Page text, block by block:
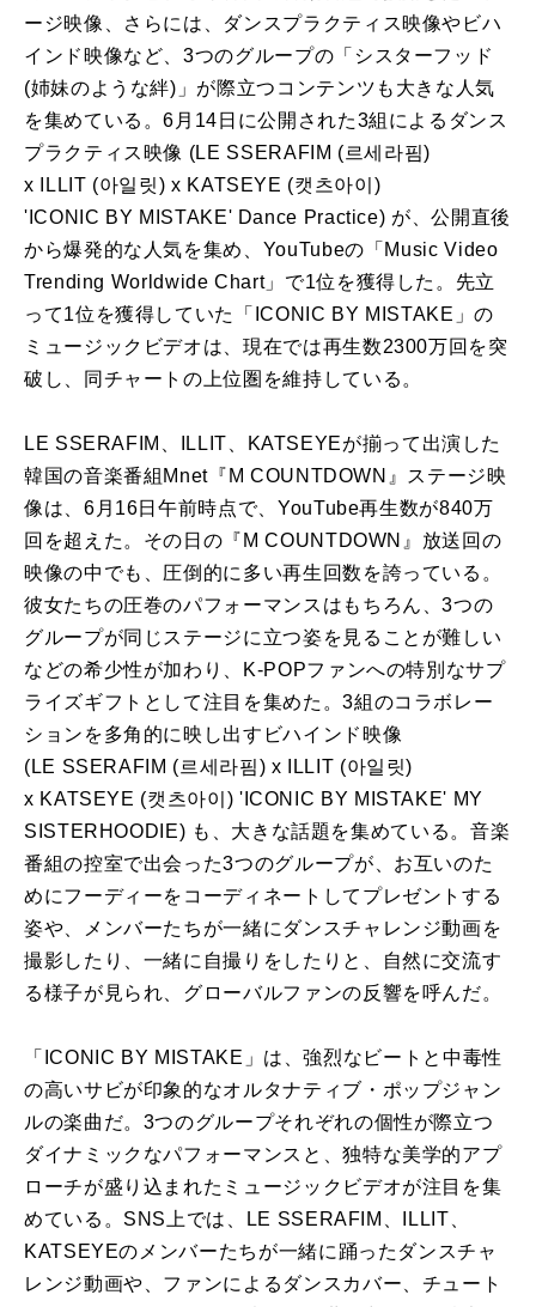
ージ映像、さらには、ダンスプラクティス映像やビハ
インド映像など、3つのグループの「シスターフッド
(姉妹のような絆)」が際立つコンテンツも大きな人気
を集めている。6月14日に公開された3組 による ダンス
プラクティス映像 (LE SSERAFIM (르세라핌)
x
ILLIT (아일릿) x KATSEYE (캣츠아이)
' ICONIC BY MISTAKE' Dance Practice) が、公開直後
から爆発的な人気を集め、YouTubeの「Music Video
Trending Worldwide Chart」で1位 を獲得した。先立
って1位 を獲得していた「 ICONIC BY MISTAKE 」の
ミュージックビデオは、現在では再生数2300万回を突
破し、同チャートの上位 圏を維持している。
LE SSERAFIM ILLIT KATSEYEが揃って出演した
韓国の音楽番組Mnet『M COUNTDOWN』ステージ映
像は、6月16日午前時点で、YouTube再生数が840万
回を超えた。その日の『M COUNTDOWN』放送回の
映像の中でも、圧倒的に多い再生回数を誇っている。
彼女たちの圧巻のパフォーマンスはもちろん、3つの
グループが同じステージに立つ姿を見ることが難しい
などの希少性が加わり、K‑POPファンへの特別なサプ
ライズギフトとして注目を集めた。3組のコラボレー
ション を多角的に映し出すビハインド映像
( LE SSERAFIM (르세라핌) x ILLIT (아일릿)
x KATSEYE (캣츠아이) ' ICONIC BY MISTAKE' MY
SISTERHOODIE) も、大きな話題を集めている。音楽
番組の控室で出会った3つのグループが、お互いのた
めにフーディーをコーディネートしてプレゼントする
姿や、メンバーたちが一緒にダンスチャレンジ動画を
撮影したり、一緒に自撮りをしたりと、自然に交流す
る様子が見られ、 グローバルファンの反響を呼んだ。
「 ICONIC BY MISTAKE 」は、強烈なビートと中毒性
の高いサビが印象的なオルタナティブ・ポップジャン
ルの楽曲 だ。3つのグループそれぞれの個性が際立つ
ダイナミックなパフォーマンスと、独特な美学的アプ
ローチが盛り込まれたミュージックビデオが注目を集
めている。SNS上では、
LE SSERAFIM ILLIT
KATSEYEのメンバーたちが一緒に踊ったダンスチャ
レンジ動画や、ファンによる ダンスカバー、チュート